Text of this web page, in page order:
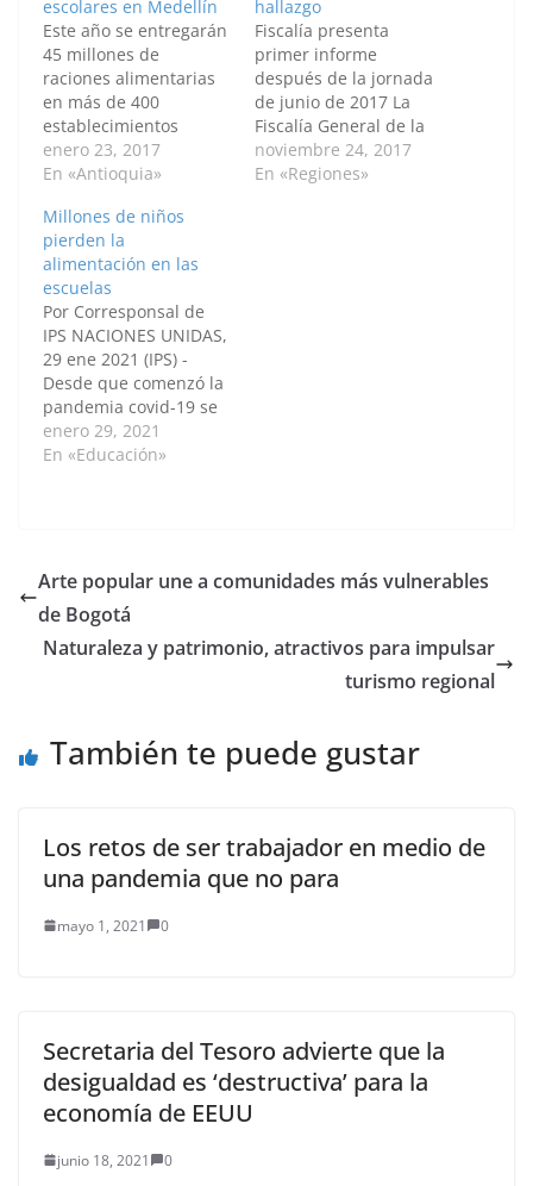
escolares en Medellín
Este año se entregarán
45 millones de
raciones alimentarias
en más de 400
establecimientos
educativos. Con una
inversión superior a los
estudiantes de
Medellín tendrán
alimentación durante
todo el año escolar.
Además se fortalecerá
la atención de los
estudiantes al
Programa de
Alimentación Escolar
con la…
enero 23, 2017
En «Antioquia»
hallazgo
Fiscalía presenta
primer informe
después de la jornada
de junio de 2017 La
Fiscalía General de la
Nación asumió un
compromiso con la
noviembre 24, 2017
En «Regiones»
Millones de niños
pierden la
alimentación en las
escuelas
Por Corresponsal de
IPS NACIONES UNIDAS,
29 ene 2021 (IPS) -
Desde que comenzó la
pandemia covid-19 se
han perdido más de 39
000 millones de
informe publicado este
viernes 29 por Unicef y
el Programa Mundial
de…
enero 29, 2021
En «Educación»
Arte popular une a comunidades más vulnerables
de Bogotá
Naturaleza y patrimonio, atractivos para impulsar
turismo regional
También te puede gustar
Los retos de ser trabajador en medio de
una pandemia que no para
mayo 1, 2021 0
Secretaria del Tesoro advierte que la
desigualdad es ‘destructiva’ para la
economía de EEUU
junio 18, 2021 0